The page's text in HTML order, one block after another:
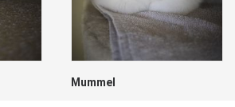
Mummel